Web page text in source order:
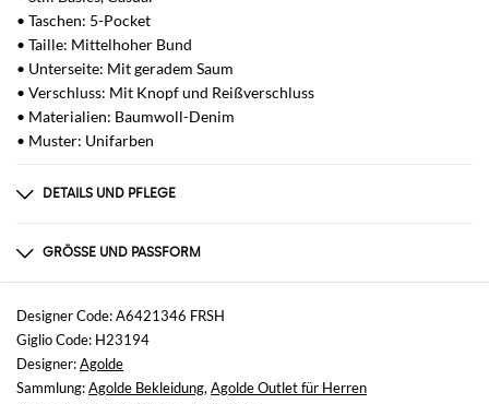
• Taschen: 5-Pocket
• Taille: Mittelhoher Bund
• Unterseite: Mit geradem Saum
• Verschluss: Mit Knopf und Reißverschluss
• Materialien: Baumwoll-Denim
• Muster: Unifarben
DETAILS UND PFLEGE
100% cotton
GRÖSSE UND PASSFORM
Größen
nicht verfügbar
Größe und Passform
Straight
Designer Code: A6421346 FRSH
Giglio Code: H23194
Designer:Agolde
Sammlung:Agolde Bekleidung, Agolde Outlet für Herren